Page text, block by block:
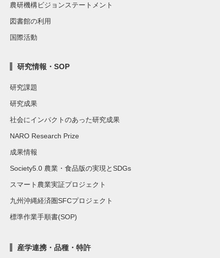
農研機構ビジョンステートメント
図書館の利用
国際活動
研究情報・SOP
研究課題
研究成果
社会にインパクトのあった研究成果
NARO Research Prize
成果情報
Society5.0 農業・食品版の実現とSDGs
スマート農業実証プロジェクト
九州沖縄経済圏SFCプロジェクト
標準作業手順書(SOP)
産学連携・品種・特許